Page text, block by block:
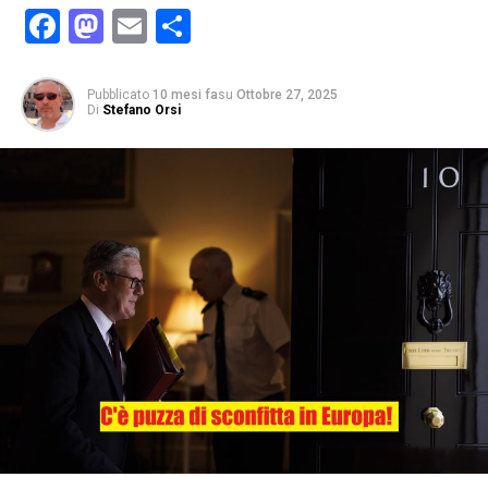
Facebook
Mastodon
EmailCondividi
Pubblicato 10 mesi fasu Ottobre 27, 2025
Di Stefano Orsi